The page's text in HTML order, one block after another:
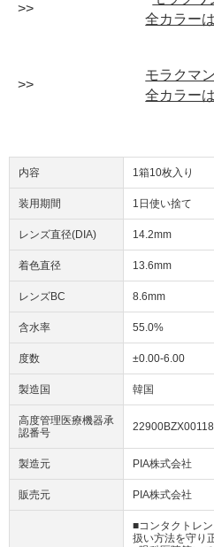
全カラー
モラクマ
全カラー
内容 1箱10枚入り
装用期間 1日使い捨て
レンズ直径(DIA) 14.2mm
着色直径 13.6mm
レンズBC 8.6mm
含水率 55.0%
度数 ±0.00-6.00
製造国 韓国
高度管理医療機器承
認番号
製造元 PIA株式会社
販売元 PIA株式会社
■コンタクトレ
扱い方法を守り